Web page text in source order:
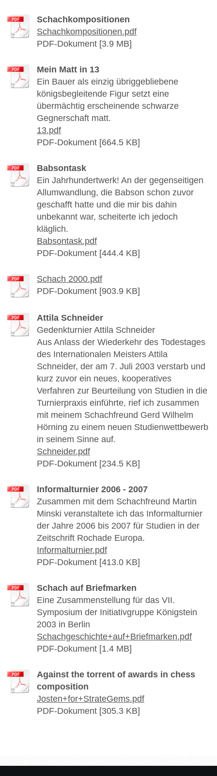
Schachkompositionen
Schachkompositionen.pdf
PDF-Dokument [3.9 MB]
Mein Matt in 13
Ein Bauer als einzig übriggebliebene
königsbegleitende Figur setzt eine
übermächtig erscheinende schwarze
Gegnerschaft matt.
13.pdf
PDF-Dokument [664.5 KB]
Babsontask
Ein Jahrhundertwerk! An der gegenseitigen
Allumwandlung, die Babson schon zuvor
geschafft hatte und die mir bis dahin
unbekannt war, scheiterte ich jedoch
kläglich.
Babsontask.pdf
PDF-Dokument [444.4 KB]
Schach 2000.pdf
PDF-Dokument [903.9 KB]
Attila Schneider
Gedenkturnier Attila Schneider
Aus Anlass der Wiederkehr des Todestages
des Internationalen Meisters Attila
Schneider, der am 7. Juli 2003 verstarb und
kurz zuvor ein neues, kooperatives
Verfahren zur Beurteilung von Studien in die
Turnierpraxis einführte, rief ich zusammen
mit meinem Schachfreund Gerd Wilhelm
Hörning zu einem neuen Studienwettbewerb
in seinem Sinne auf.
Schneider.pdf
PDF-Dokument [234.5 KB]
Informalturnier 2006 - 2007
Zusammen mit dem Schachfreund Martin
Minski veranstaltete ich das Informalturnier
der Jahre 2006 bis 2007 für Studien in der
Zeitschrift Rochade Europa.
Informalturnier.pdf
PDF-Dokument [413.0 KB]
Schach auf Briefmarken
Eine Zusammenstellung für das VII.
Symposium der Initiativgruppe Königstein
2003 in Berlin
Schachgeschichte+auf+Briefmarken.pdf
PDF-Dokument [1.4 MB]
Against the torrent of awards in chess
composition
Josten+for+StrateGems.pdf
PDF-Dokument [305.3 KB]